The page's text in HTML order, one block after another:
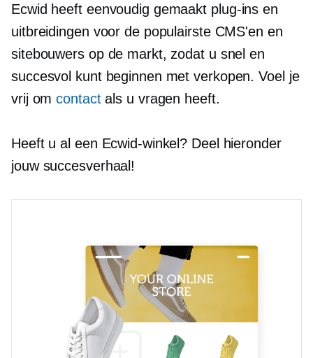
Ecwid heeft eenvoudig gemaakt plug-ins en
uitbreidingen voor de populairste CMS'en en
sitebouwers op de markt, zodat u snel en
succesvol kunt beginnen met verkopen. Voel je
vrij omcontactals u vragen heeft.
Heeft u al een Ecwid-winkel? Deel hieronder
jouw succesverhaal!